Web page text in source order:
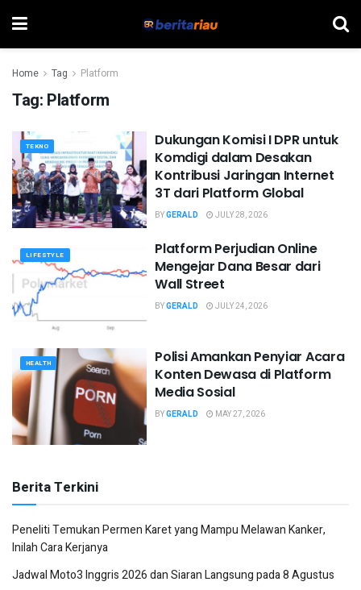
Home Tag Platform
Tag: Platform
TEKNO
Dukungan Komisi I DPR untuk
Komdigi dalam Desakan
Kontribusi Jaringan Internet
3T dari Platform Global
BYGERALD JULY 28, 2026
LIFESTYLE
Platform Perjudian Online
Mengejar Dana Besar dari
Wall Street
BYGERALD JULY 24, 2026
HEALTH
Polisi Amankan Penyiar Acara
Konten Dewasa di Platform
Media Sosial
BYGERALD MAY 27, 2026
Berita Terkini
Peneliti Temukan Permen Karet yang Mampu Melawan Kanker,
Inilah Cara Kerjanya
Jadwal Moto3 Inggris 2026 dan Siaran Langsung pada 8 Agustus